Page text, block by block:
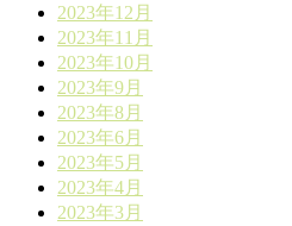
2023年12月
2023年11月
2023年10月
2023年9月
2023年8月
2023年6月
2023年5月
2023年4月
2023年3月